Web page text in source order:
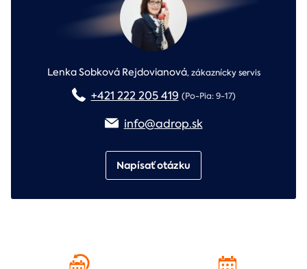
Lenka Sobková Rejdovianová,zákaznícky servis
+421 222 205 419 (Po-Pia: 9-17)
info@adrop.sk
Napísať otázku